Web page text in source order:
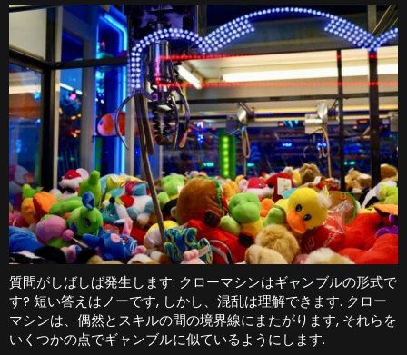
質問がしばしば発生します: クローマシンはギャンブルの形式で
す? 短い答えはノーです, しかし、混乱は理解できます. クロー
マシンは、偶然とスキルの間の境界線にまたがります, それらを
いくつかの点でギャンブルに似ているようにします.